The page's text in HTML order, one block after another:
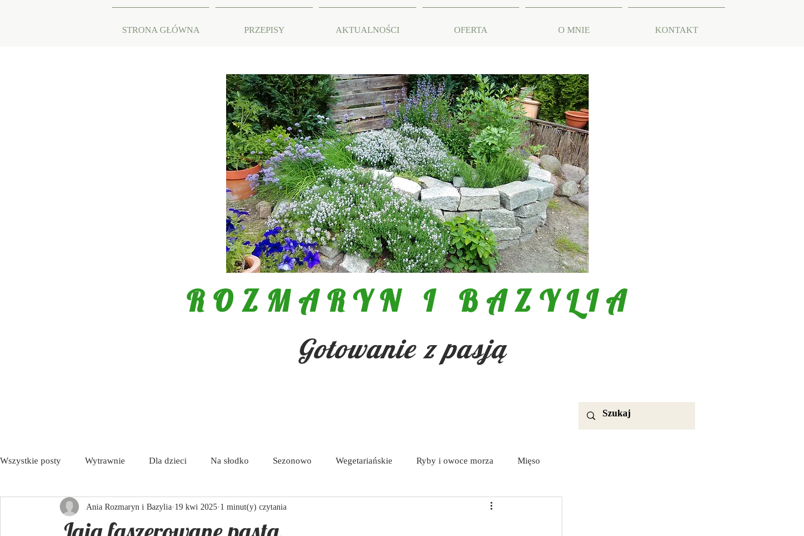
STRONA GŁÓWNA PRZEPISY AKTUALNOŚCI OFERTA O MNIE KONTAKT
ROZMARYN I BAZYLIA
Gotowanie z pasją
Wszystkie posty Wytrawnie Dla dzieci Na słodko Sezonowo Wegetariańskie Ryby i owoce morza Mięso
Tapas / Antipasti Zupy Aktualności Pasty i dipy
Ania Rozmaryn i Bazylia 19 kwi 2025 1 minut(y) czytania